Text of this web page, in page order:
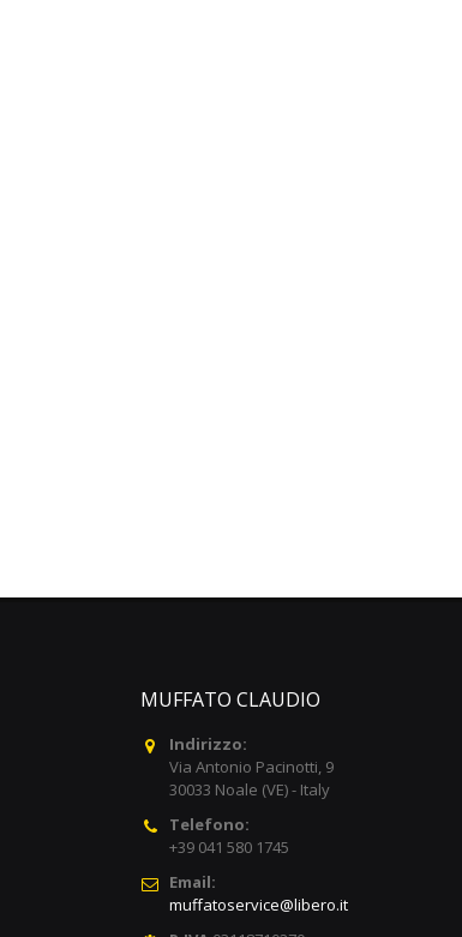
MUFFATO CLAUDIO
Indirizzo:
Via Antonio Pacinotti, 9
30033 Noale (VE) - Italy
Telefono:
+39 041 580 1745
Email:
muffatoservice@libero.it